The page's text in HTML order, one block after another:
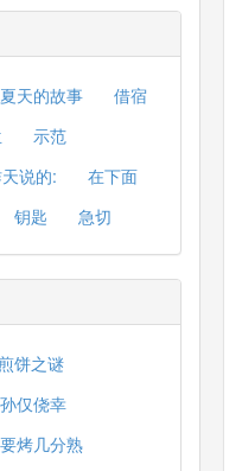
夏天的故事
借宿
示范
说的:
在下面
钥匙 急切
饼之谜
孙仅侥幸
要烤几分熟